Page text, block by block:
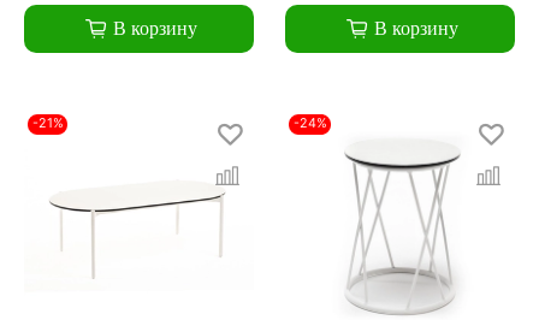
В корзину В корзину
-21% -24%